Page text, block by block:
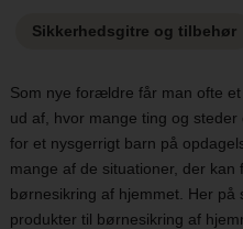
Sikkerhedsgitre og tilbehør
Som nye forældre får man ofte
ud af, hvor mange ting og
for et nysgerrigt barn på
mange af de situationer, der kan
børnesikring af hjemmet. Her
produkter til børnesikring af